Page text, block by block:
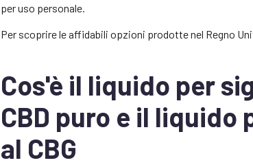
per uso personale.
Per scoprire le affidabili opzioni prodotte nel Regno
Cos'è il liquido per
CBD puro e il
al CBG